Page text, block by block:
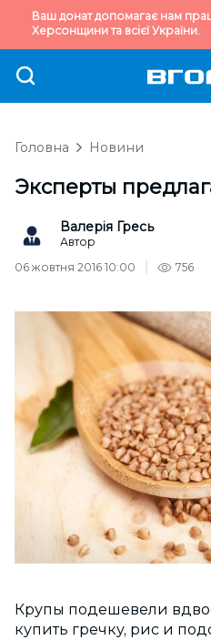
Ваш донат допомагає нам
Херсонщини та всієї України.
Головна Новини
Эксперты
Валерія Гресь
Автор
06 жовтня 2016 10:00
756
Крупы подешевели
купить гречку, рис и